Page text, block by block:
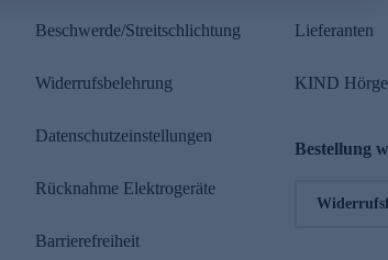
Beschwerde/Streitschlichtung
Widerrufsbelehrung
Datenschutzeinstellungen
Rücknahme Elektrogeräte
Barrierefreiheit
Lieferanten
KIND
Bestellung